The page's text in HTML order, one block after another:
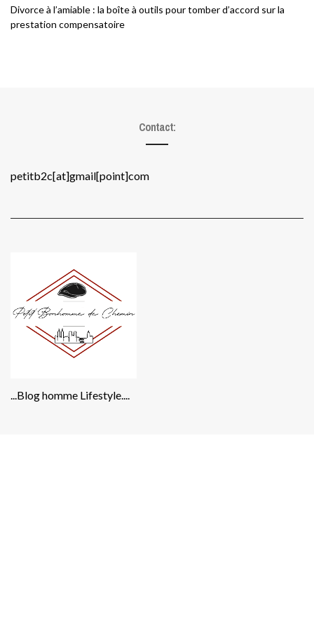
Divorce à l’amiable : la boîte à outils pour tomber d’accord sur la
prestation compensatoire
Contact:
petitb2c[at]gmail[point]com
...Blog homme Lifestyle....